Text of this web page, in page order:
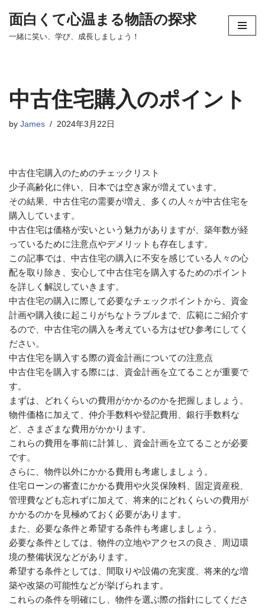
コ
へ
キ
面白くて心温まる物語の探求
一緒に笑い、学び、成長しましょう！
中古住宅購入のポイント
by James 2024年3月22日
中古住宅購入のためのチェックリスト
少子高齢化に伴い、日本では空き家が増えています。
その結果、中古住宅の需要が増え、多くの人々が中古住宅を
購入しています。
中古住宅は価格が安いという魅力がありますが、築年数が経
っているために注意点やデメリットも存在します。
この記事では、中古住宅の購入に不安を感じている人々の心
配を取り除き、安心して中古住宅を購入するためのポイント
を詳しく解説していきます。
中古住宅の購入に際して必要なチェックポイントから、資金
計画や購入後に起こりがちなトラブルまで、広範にご紹介す
るので、中古住宅の購入を考えている方はぜひ参考にしてく
ださい。
中古住宅を購入する際の資金計画についての注意点
中古住宅を購入する際には、資金計画を立てることが重要で
す。
まずは、どれくらいの費用がかかるのかを把握しましょう。
物件価格に加えて、仲介手数料や登記費用、銀行手数料な
ど、さまざまな費用がかかります。
これらの費用を事前に計算し、資金計画を立てることが必要
です。
さらに、物件以外にかかる費用も考慮しましょう。
住宅ローンの審査にかかる費用や火災保険料、固定資産税、
管理費なども忘れずに加えて、将来的にどれくらいの費用が
かかるのかを見極めておく必要があります。
また、必要な条件と希望する条件も考慮しましょう。
必要な条件としては、物件の立地やアクセスの良さ、周辺環
境の整備状況などがあります。
希望する条件としては、間取りや設備の充実度、将来的な増
築や改築の可能性などが挙げられます。
これらの条件を明確にし、物件を選ぶ際の指針にしてくださ